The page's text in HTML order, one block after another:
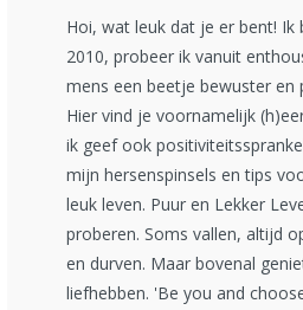
Hoi, wat leuk dat je er bent! Ik
2010, probeer ik vanuit
mens een beetje bewuster en
Hier vind je voornamelijk
ik geef ook
mijn hersenspinsels en tips
leuk leven. Puur en Lekker
proberen. Soms vallen, altijd
en durven. Maar bovenal
liefhebben. 'Be you and